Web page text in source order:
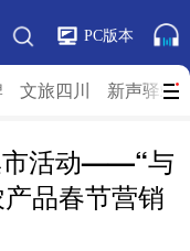
PC版本
文旅四川 新声驿站
市活动——“与
品春节营销